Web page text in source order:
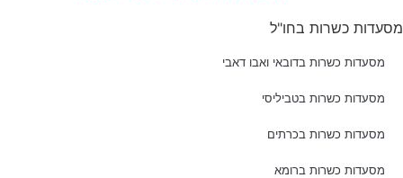
מסעדות כשרות בחו"ל
מסעדות כשרות בדובאי ואבו דאבי
מסעדות כשרות בטביליסי
מסעדות כשרות בכרתים
מסעדות כשרות ברומא